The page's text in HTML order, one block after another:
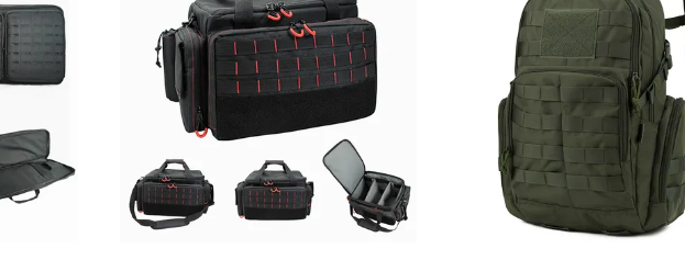
dos sacos & dos casos de OEM/ODM. Nós olhamos para
a frente a estabelecer a cooperação a longo prazo com você. ALFA DA EQUIPE